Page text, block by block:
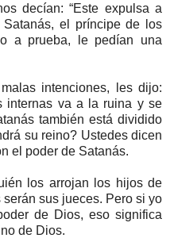
decían: “Este expulsa a
el príncipe de los
a prueba, le pedían una
intenciones, les dijo:
internas va a la ruina y se
también está dividido
su reino? Ustedes dicen
el poder de Satanás.
los arrojan los hijos de
sus jueces. Pero si yo
de Dios, eso significa
de Dios.